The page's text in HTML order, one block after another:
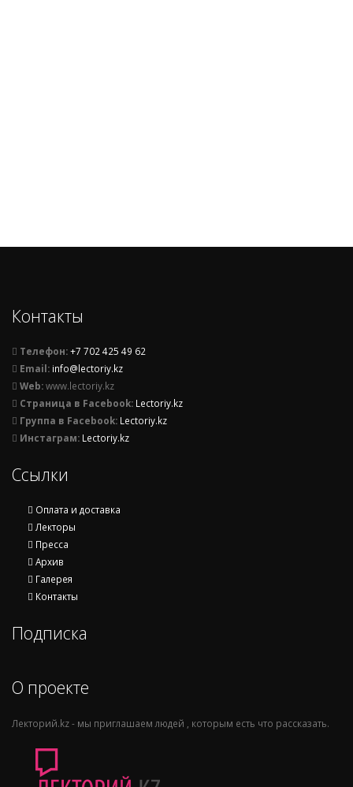
Контакты
Телефон:+7 702 425 49 62
Email: info@lectoriy.kz
Web:www.lectoriy.kz
Страница в Facebook: Lectoriy.kz
Группа в Facebook: Lectoriy.kz
Инстаграм: Lectoriy.kz
Ссылки
Оплата и доставка
Лекторы
Пресса
Архив
Галерея
Контакты
Подписка
О проекте
Лекторий.kz - мы приглашаем людей , которым есть что рассказать.